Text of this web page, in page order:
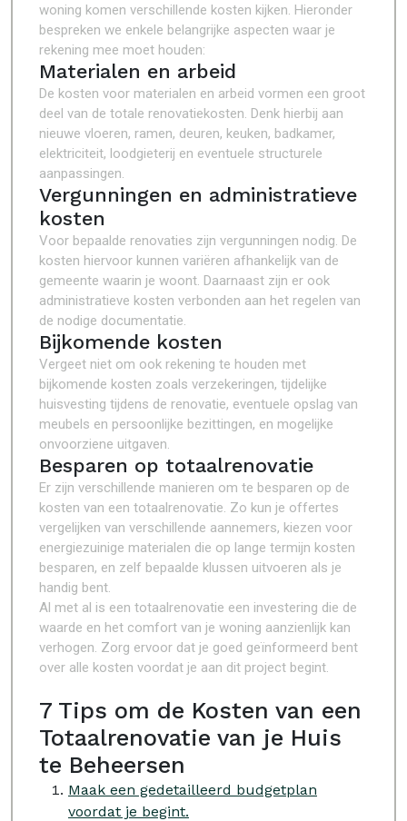
woning komen verschillende kosten kijken. Hieronder
bespreken we enkele belangrijke aspecten waar je
rekening mee moet houden:
Materialen en arbeid
De kosten voor materialen en arbeid vormen een groot
deel van de totale renovatiekosten. Denk hierbij aan
nieuwe vloeren, ramen, deuren, keuken, badkamer,
elektriciteit, loodgieterij en eventuele structurele
aanpassingen.
Vergunningen en administratieve
kosten
Voor bepaalde renovaties zijn vergunningen nodig. De
kosten hiervoor kunnen variëren afhankelijk van de
gemeente waarin je woont. Daarnaast zijn er ook
administratieve kosten verbonden aan het regelen van
de nodige documentatie.
Bijkomende kosten
Vergeet niet om ook rekening te houden met
bijkomende kosten zoals verzekeringen, tijdelijke
huisvesting tijdens de renovatie, eventuele opslag van
meubels en persoonlijke bezittingen, en mogelijke
onvoorziene uitgaven.
Besparen op totaalrenovatie
Er zijn verschillende manieren om te besparen op de
kosten van een totaalrenovatie. Zo kun je offertes
vergelijken van verschillende aannemers, kiezen voor
energiezuinige materialen die op lange termijn kosten
besparen, en zelf bepaalde klussen uitvoeren als je
handig bent.
Al met al is een totaalrenovatie een investering die de
waarde en het comfort van je woning aanzienlijk kan
verhogen. Zorg ervoor dat je goed geïnformeerd bent
over alle kosten voordat je aan dit project begint.
7 Tips om de Kosten van een
Totaalrenovatie van je Huis
te Beheersen
Maak een gedetailleerd budgetplan
voordat je begint.